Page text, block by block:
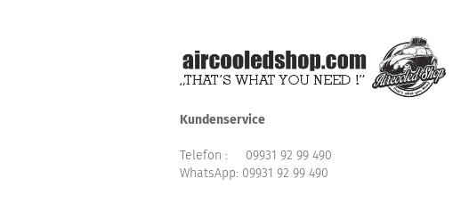
Kundenservice
Telefon : 09931 92 99 490
WhatsApp: 09931 92 99 490